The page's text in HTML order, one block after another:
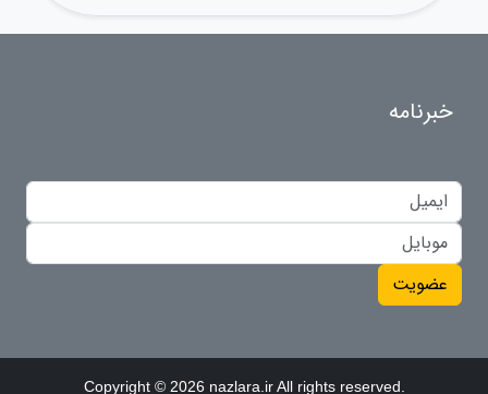
خبرنامه
عضویت
Copyright © 2026 nazlara.ir All rights reserved.